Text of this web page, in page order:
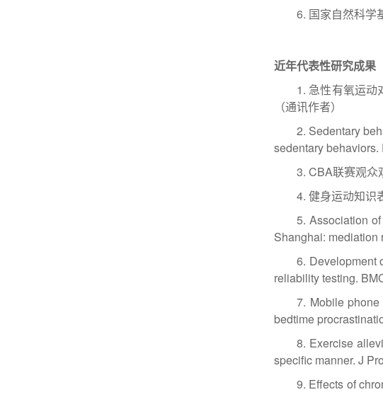
6. 国家自然科学
近年代表性研究成果
1. 急性有氧运动
（通讯作者）
2. Sedentary
sedentary behaviors.
3. CBA联赛观众
4. 健身运动知识
5. Association
Shanghai: mediation
6. Development
reliability testing.
7. Mobile
bedtime
8. Exercise
specific manner. J
9. Effects of